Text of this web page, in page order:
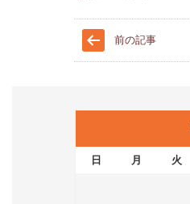
前の記事
日 月 火